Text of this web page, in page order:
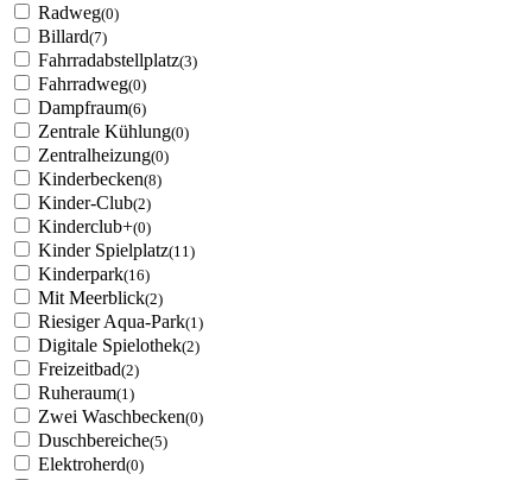
Radweg(0)
Billard(7)
Fahrradabstellplatz(3)
Fahrradweg(0)
Dampfraum(6)
Zentrale Kühlung(0)
Zentralheizung(0)
Kinderbecken(8)
Kinder-Club(2)
Kinderclub+(0)
Kinder Spielplatz(11)
Kinderpark(16)
Mit Meerblick(2)
Riesiger Aqua-Park(1)
Digitale Spielothek(2)
Freizeitbad(2)
Ruheraum(1)
Zwei Waschbecken(0)
Duschbereiche(5)
Elektroherd(0)